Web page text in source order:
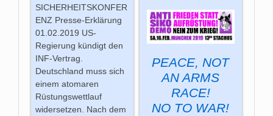
SICHERHEITSKONFER
ENZ Presse-Erklärung
01.02.2019 US-
Regierung kündigt den
INF-Vertrag.
Deutschland muss sich
einem atomaren
Rüstungswettlauf
widersetzen. Nach dem
PEACE, NOT
AN ARMS
RACE!
NO TO WAR!